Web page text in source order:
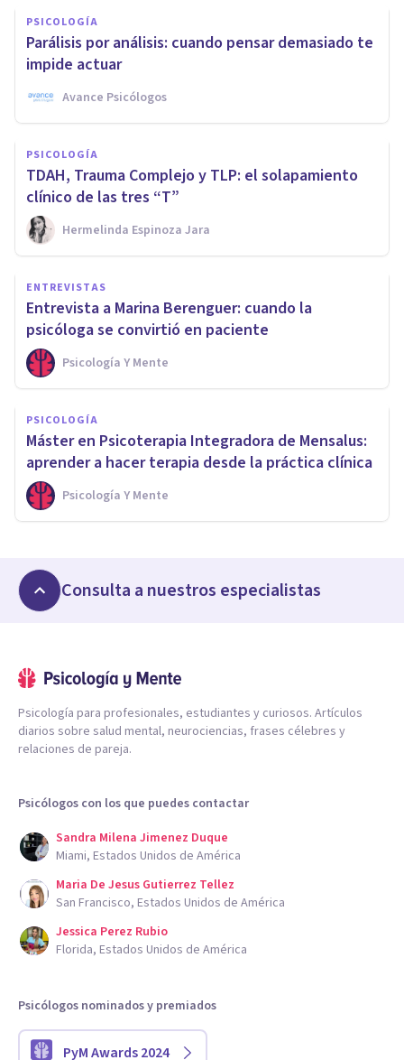
PSICOLOGÍA
Parálisis por análisis: cuando pensar demasiado te
impide actuar
Avance Psicólogos
PSICOLOGÍA
TDAH, Trauma Complejo y TLP: el solapamiento
clínico de las tres “T”
Hermelinda Espinoza Jara
ENTREVISTAS
Entrevista a Marina Berenguer: cuando la
psicóloga se convirtió en paciente
Psicología Y Mente
PSICOLOGÍA
Máster en Psicoterapia Integradora de Mensalus:
aprender a hacer terapia desde la práctica clínica
Psicología Y Mente
Consulta a nuestros especialistas
Psicología para profesionales, estudiantes y curiosos. Artículos
diarios sobre salud mental, neurociencias, frases célebres y
relaciones de pareja.
Psicólogos con los que puedes contactar
Sandra Milena Jimenez Duque
Miami, Estados Unidos de América
Maria De Jesus Gutierrez Tellez
San Francisco, Estados Unidos de América
Jessica Perez Rubio
Florida, Estados Unidos de América
Psicólogos nominados y premiados
PyM Awards 2024